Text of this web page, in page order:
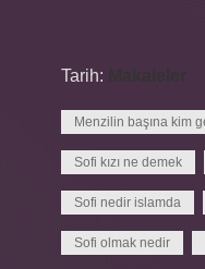
Tarih:
Menzilin başına kim
Sofi kızı ne demek
Sofi nedir islamda
Sofi olmak nedir